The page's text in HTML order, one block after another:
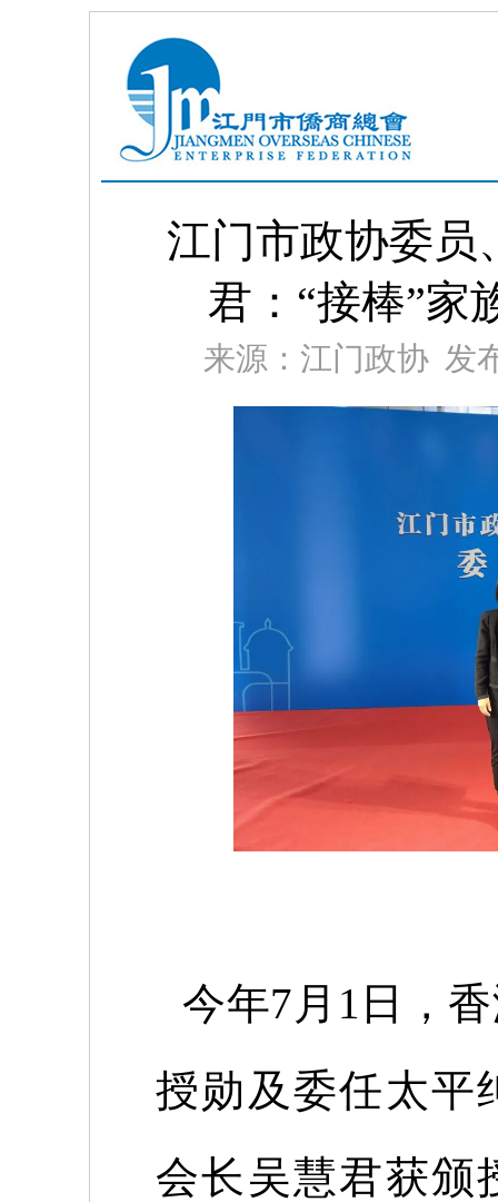
江门市政协委员
君：“接棒”家
来源：江门政协 发
今年7 月 1 日，
授勋及委任太平
会长吴慧君获颁